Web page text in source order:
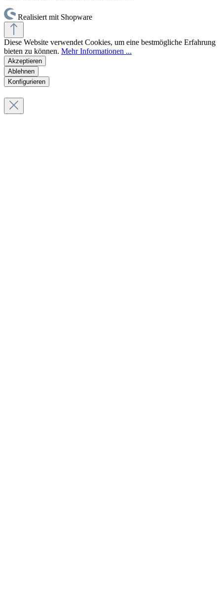
Realisiert mit Shopware
Diese Website verwendet Cookies, um eine bestmögliche Erfahrung
bieten zu können. Mehr Informationen ...
Akzeptieren
Ablehnen
Konfigurieren